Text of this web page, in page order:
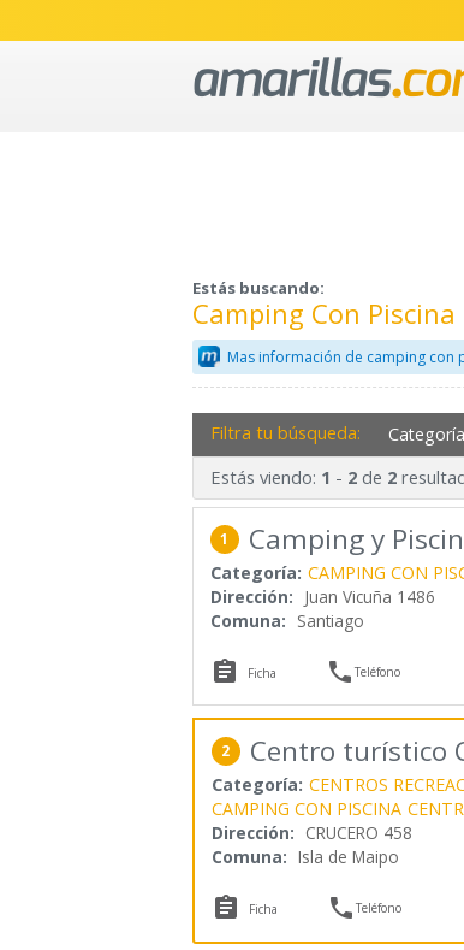
Estás buscando:
Camping Con
Mas información de camping con
Filtra tu búsqueda:
Estás viendo: 1 - 2de 2
1 Camping y
Categoría: CAMPING CON
Dirección: Juan Vicuña 1486
Comuna: Santiago
 Ficha Teléfono
2 Centro turístico
Categoría: CENTROS
CAMPING CON PISCINA
Dirección: CRUCERO 458
Comuna: Isla de Maipo
 Ficha Teléfono